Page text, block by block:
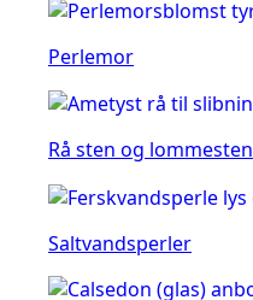
Perlemor
Rå sten og lommesten
Saltvandsperler